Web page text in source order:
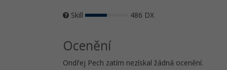
Skill 486 DX
Ocenění
Ondřej Pech zatím nezískal žádná ocenění.